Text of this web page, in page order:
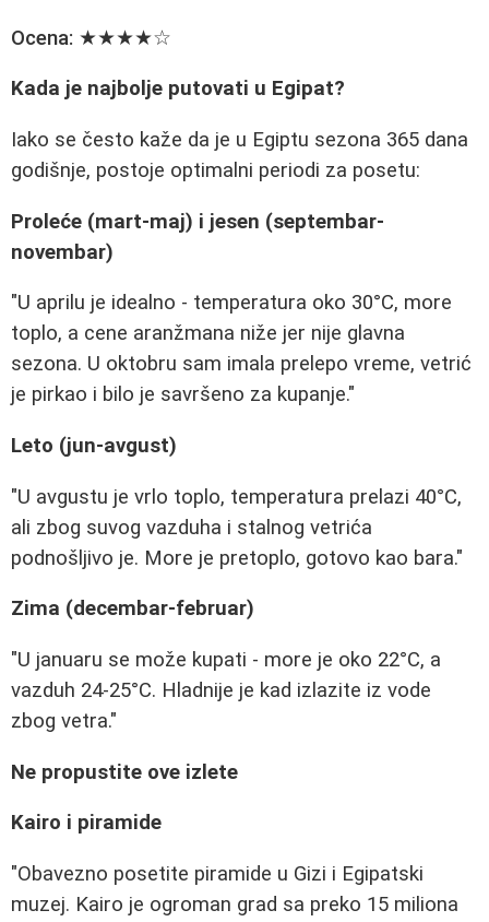
Ocena: ★★★★☆
Kada je najbolje putovati u Egipat?
Iako se često kaže da je u Egiptu sezona 365 dana
godišnje, postoje optimalni periodi za posetu:
Proleće (mart-maj) i jesen (septembar-
novembar)
"U aprilu je idealno - temperatura oko 30°C, more
toplo, a cene aranžmana niže jer nije glavna
sezona. U oktobru sam imala prelepo vreme, vetrić
je pirkao i bilo je savršeno za kupanje."
Leto (jun-avgust)
"U avgustu je vrlo toplo, temperatura prelazi 40°C,
ali zbog suvog vazduha i stalnog vetrića
podnošljivo je. More je pretoplo, gotovo kao bara."
Zima (decembar-februar)
"U januaru se može kupati - more je oko 22°C, a
vazduh 24-25°C. Hladnije je kad izlazite iz vode
zbog vetra."
Ne propustite ove izlete
Kairo i piramide
"Obavezno posetite piramide u Gizi i Egipatski
muzej. Kairo je ogroman grad sa preko 15 miliona